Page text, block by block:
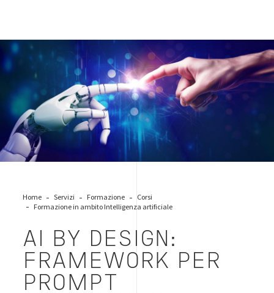
AI_Artificial_Intelligence_00
Home Servizi Formazione
Corsi
Formazione in ambito Intelligenza artificiale
AI BY DESIGN:
FRAMEWORK PER
PROMPT